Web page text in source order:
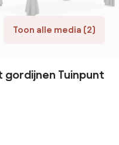
Toon alle media (2)
gordijnen Tuinpunt